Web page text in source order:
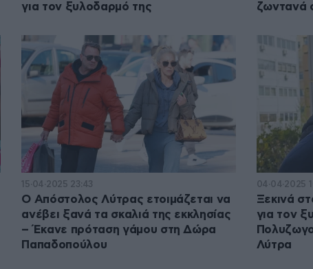
για τον ξυλοδαρμό της
ζωντανά
15·04·2025 23:43
Ο Απόστολος Λύτρας ετοιμάζεται να
ανέβει ξανά τα σκαλιά της εκκλησίας
– Έκανε πρόταση γάμου στη Δώρα
Παπαδοπούλου
04·04·2025
Ξεκινά
για τον
Λύτρα